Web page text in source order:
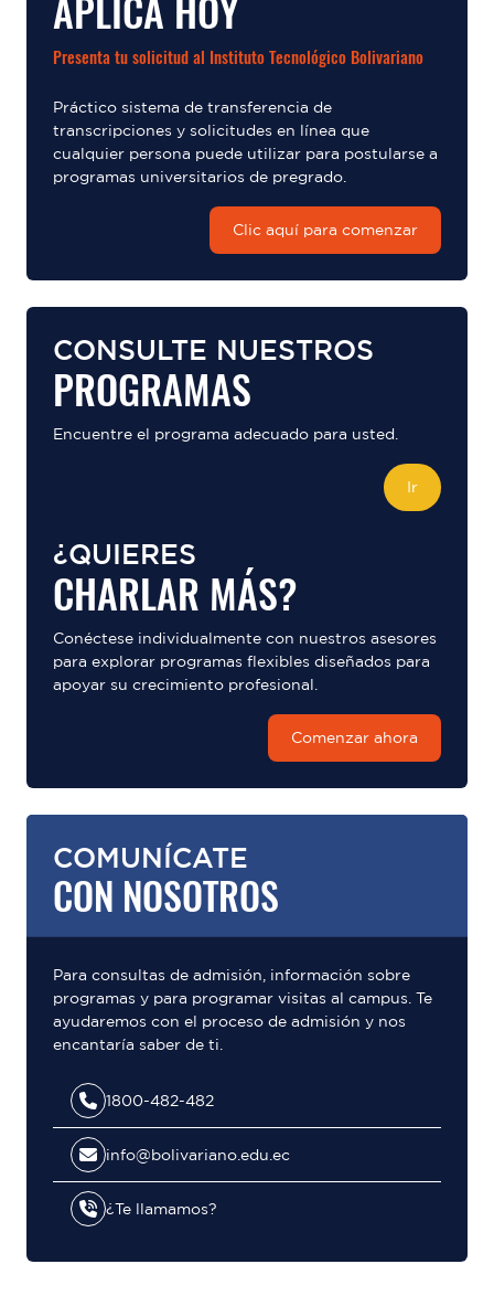
APLICA HOY
Presenta tu solicitud al Instituto Tecnológico Bolivariano
Práctico sistema de transferencia de
transcripciones y solicitudes en línea que
cualquier persona puede utilizar para postularse a
programas universitarios de pregrado.
Clic aquí para comenzar
CONSULTE NUESTROS
PROGRAMAS
Encuentre el programa adecuado para usted.
Ir
¿QUIERES
CHARLAR MÁS?
Conéctese individualmente con nuestros asesores
para explorar programas flexibles diseñados para
apoyar su crecimiento profesional.
Comenzar ahora
COMUNÍCATE
CON NOSOTROS
Para consultas de admisión, información sobre
programas y para programar visitas al campus. Te
ayudaremos con el proceso de admisión y nos
encantaría saber de ti.
1800-482-482
info@bolivariano.edu.ec
¿Te llamamos?